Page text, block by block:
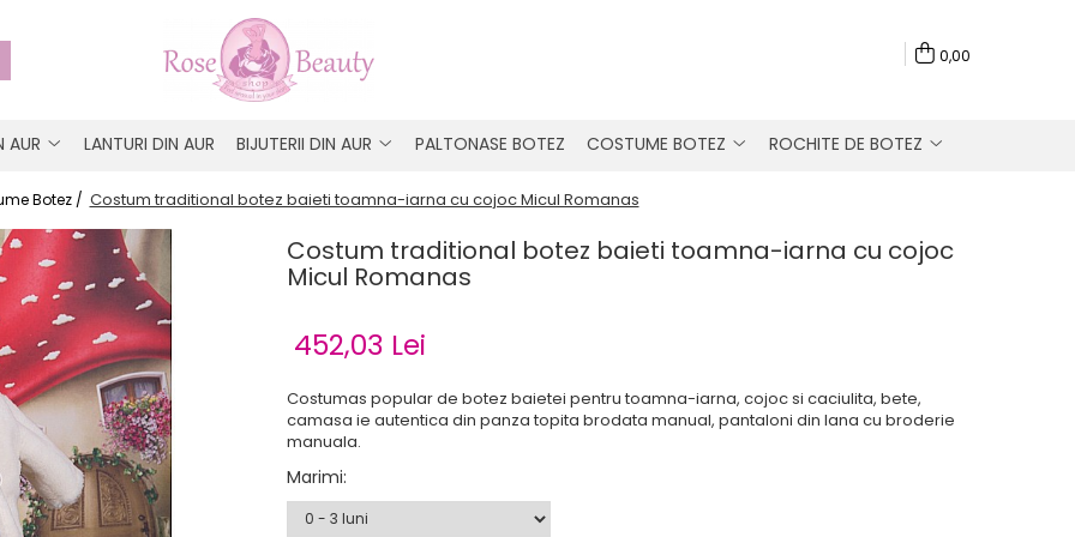
0,00
AUR LANTURI DIN AUR BIJUTERII DIN AUR PALTONASE BOTEZ COSTUME BOTEZ ROCHITE DE BOTEZ
Botez / Costum traditional botez baieti toamna-iarna cu cojoc Micul Romanas
Costum traditional botez baieti toamna-iarna cu cojoc
Micul Romanas
452,03 Lei
Costumas popular de botez baietei pentru toamna-iarna, cojoc si caciulita, bete,
camasa ie autentica din panza topita brodata manual, pantaloni din lana cu broderie
manuala.
Marimi: